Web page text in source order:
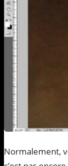
Normalement,